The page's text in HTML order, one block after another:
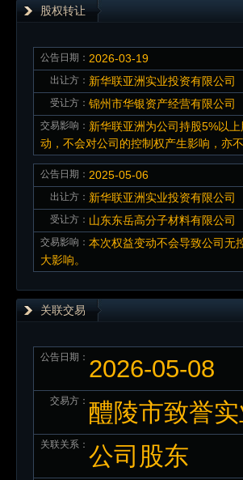
股权转让
公告日期： 2026-03-19
出让方： 新华联亚洲实业投资有限公司
受让方： 锦州市华银资产经营有限公司
交易影响： 新华联亚洲为公司持股5%以
动，不会对公司的控制权产生影响，亦
公告日期： 2025-05-06
出让方： 新华联亚洲实业投资有限公司
受让方： 山东东岳高分子材料有限公司
交易影响： 本次权益变动不会导致公司无
大影响。
关联交易
公告日期： 2026-05-08
交易方： 醴陵市致誉
关联关系： 公司股东